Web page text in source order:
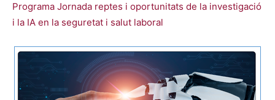
Pro­gra­ma Jor­na­da reptes i opor­tu­ni­tats de la inves­ti­gació
i la IA en la segure­tat i salut lab­o­ral